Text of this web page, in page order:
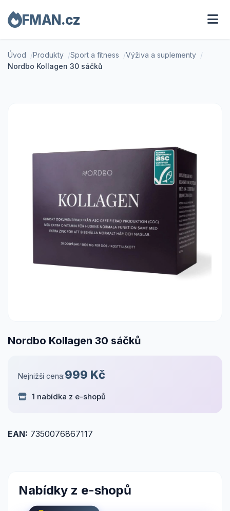
FMAN.cz
Úvod Produkty Sport a fitness
Výživa a suplementy
Nordbo Kollagen 30 sáčků
Nordbo Kollagen 30 sáčků
Nejnižší cena:999 Kč
1 nabídka z e-shopů
EAN: 7350076867117
Nabídky z e-shopů